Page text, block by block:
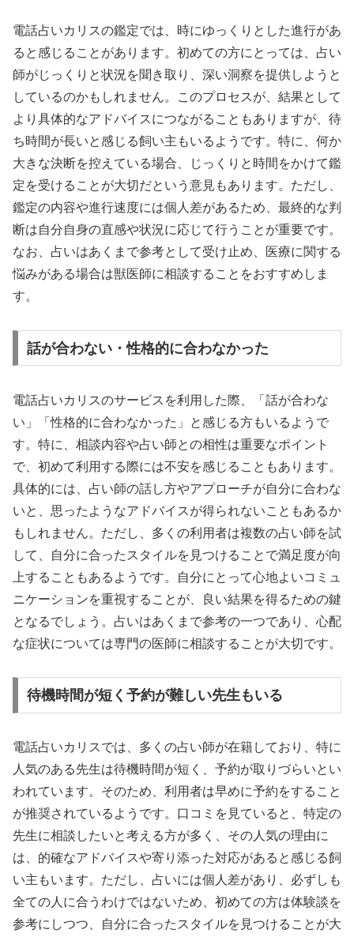
電話占いカリスの鑑定では、時にゆっくりとした進行があ
ると感じることがあります。初めての方にとっては、占い
師がじっくりと状況を聞き取り、深い洞察を提供しようと
しているのかもしれません。このプロセスが、結果として
より具体的なアドバイスにつながることもありますが、待
ち時間が長いと感じる飼い主もいるようです。特に、何か
大きな決断を控えている場合、じっくりと時間をかけて鑑
定を受けることが大切だという意見もあります。ただし、
鑑定の内容や進行速度には個人差があるため、最終的な判
断は自分自身の直感や状況に応じて行うことが重要です。
なお、占いはあくまで参考として受け止め、医療に関する
悩みがある場合は獣医師に相談することをおすすめしま
す。
話が合わない・性格的に合わなかった
電話占いカリスのサービスを利用した際、「話が合わな
い」「性格的に合わなかった」と感じる方もいるようで
す。特に、相談内容や占い師との相性は重要なポイント
で、初めて利用する際には不安を感じることもあります。
具体的には、占い師の話し方やアプローチが自分に合わな
いと、思ったようなアドバイスが得られないこともあるか
もしれません。ただし、多くの利用者は複数の占い師を試
して、自分に合ったスタイルを見つけることで満足度が向
上することもあるようです。自分にとって心地よいコミュ
ニケーションを重視することが、良い結果を得るための鍵
となるでしょう。占いはあくまで参考の一つであり、心配
な症状については専門の医師に相談することが大切です。
待機時間が短く予約が難しい先生もいる
電話占いカリスでは、多くの占い師が在籍しており、特に
人気のある先生は待機時間が短く、予約が取りづらいとい
われています。そのため、利用者は早めに予約をすること
が推奨されているようです。口コミを見ていると、特定の
先生に相談したいと考える方が多く、その人気の理由に
は、的確なアドバイスや寄り添った対応があると感じる飼
い主もいます。ただし、占いには個人差があり、必ずしも
全ての人に合うわけではないため、初めての方は体験談を
参考にしつつ、自分に合ったスタイルを見つけることが大